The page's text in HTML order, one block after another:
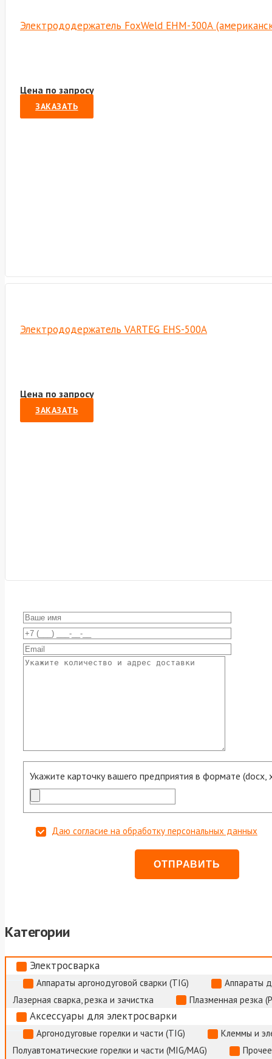
Электрододержатель FoxWeld EHM-300А
Цена по запросу
ЗАКАЗАТЬ
Электрододержатель VARTEG EHS-500A
Цена по запросу
ЗАКАЗАТЬ
Укажите карточку вашего предприятия в формате (docx,
Даю согласие на обработку персональных данных
Категории
Электросварка
Аппараты аргонодуговой сварки (TIG)
Аппараты
Лазерная сварка, резка и зачистка
Плазменная резка
Аксессуары для электросварки
Аргонодуговые горелки и части (TIG)
Клеммы и
Полуавтоматические горелки и части (MIG/MAG)